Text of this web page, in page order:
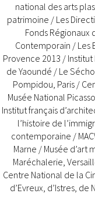
national des arts
patrimoine / Les
Fonds Régionaux
Contemporain / Les
Provence 2013 / Institut
de Yaoundé / Le
Pompidou, Paris /
Musée National
Institut français
l’histoire de
contemporaine /
Marne / Musée d’art
Maréchalerie,
Centre National de la
d’Evreux, d’Istres,